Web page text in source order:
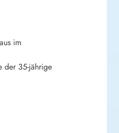
im
der 35-jährige